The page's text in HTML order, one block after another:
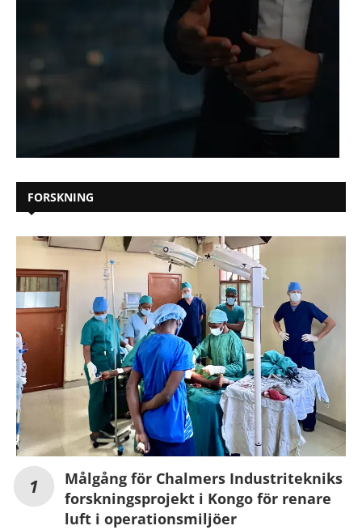
FORSKNING
Målgång för Chalmers Industritekniks
forskningsprojekt i Kongo för renare
luft i operationsmiljöer